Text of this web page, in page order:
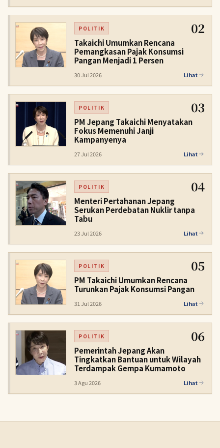
POLITIK 02
Takaichi Umumkan Rencana
Pemangkasan Pajak Konsumsi
Pangan Menjadi 1 Persen
30 Jul 2026 Lihat
POLITIK 03
PM Jepang Takaichi Menyatakan
Fokus Memenuhi Janji
Kampanyenya
27 Jul 2026 Lihat
POLITIK 04
Menteri Pertahanan Jepang
Serukan Perdebatan Nuklir tanpa
Tabu
23 Jul 2026 Lihat
POLITIK 05
PM Takaichi Umumkan Rencana
Turunkan Pajak Konsumsi Pangan
31 Jul 2026 Lihat
POLITIK 06
Pemerintah Jepang Akan
Tingkatkan Bantuan untuk Wilayah
Terdampak Gempa Kumamoto
3 Agu 2026 Lihat